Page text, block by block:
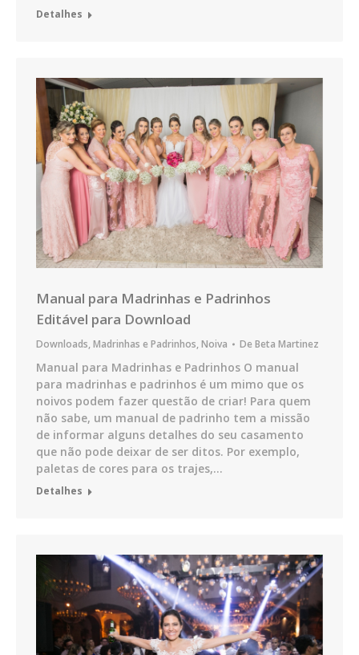
Detalhes
Manual para Madrinhas e Padrinhos
Editável para Download
Downloads,Madrinhas e Padrinhos,Noiva De Beta Martinez
Manual para Madrinhas e Padrinhos O manual
para madrinhas e padrinhos é um mimo que os
noivos podem fazer questão de criar! Para quem
não sabe, um manual de padrinho tem a missão
de informar alguns detalhes do seu casamento
que não pode deixar de ser ditos. Por exemplo,
paletas de cores para os trajes,…
Detalhes